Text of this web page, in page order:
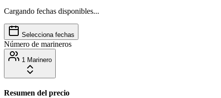
Cargando fechas disponibles...
Selecciona fechas
Número de marineros
1 Marinero
Resumen del precio